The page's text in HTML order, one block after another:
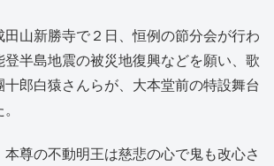
田山新勝寺で２日、恒例の節分会が行わ
登半島地震の被災地復興などを願い、歌
郎白猿さんらが、大本堂前の特設舞台
本尊の不動明王は慈悲の心で鬼も改心さ